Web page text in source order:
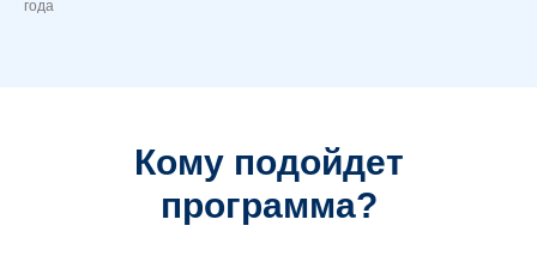
года
Кому подойдет
программа?